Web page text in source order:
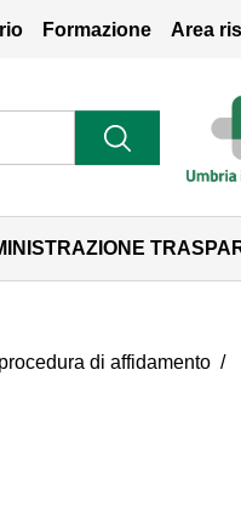
Formazione Area
di affidamento /